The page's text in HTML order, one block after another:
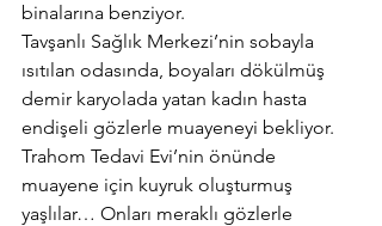
binalarına benziyor.
Tavşanlı Sağlık Merkezi’nin sobayla
ısıtılan odasında, boyaları dökülmüş
demir karyolada yatan kadın hasta
endişeli gözlerle muayeneyi bekliyor.
Trahom Tedavi Evi’nin önünde
muayene için kuyruk oluşturmuş
yaşlılar… Onları meraklı gözlerle